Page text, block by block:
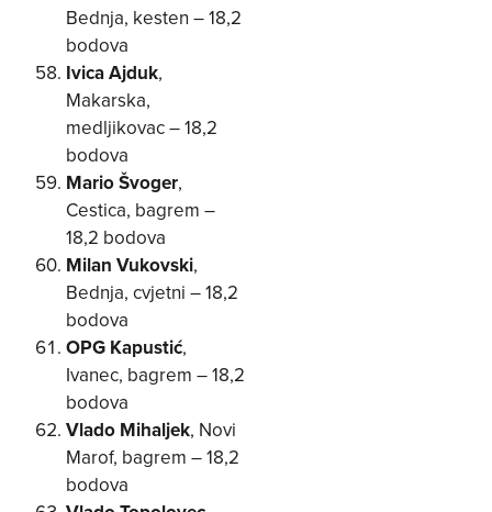
Bednja, kesten – 18,2
bodova
Ivica Ajduk,
Makarska,
medljikovac – 18,2
bodova
Mario Švoger,
Cestica, bagrem –
18,2 bodova
Milan Vukovski,
Bednja, cvjetni – 18,2
bodova
OPG Kapustić,
Ivanec, bagrem – 18,2
bodova
Vlado Mihaljek, Novi
Marof, bagrem – 18,2
bodova